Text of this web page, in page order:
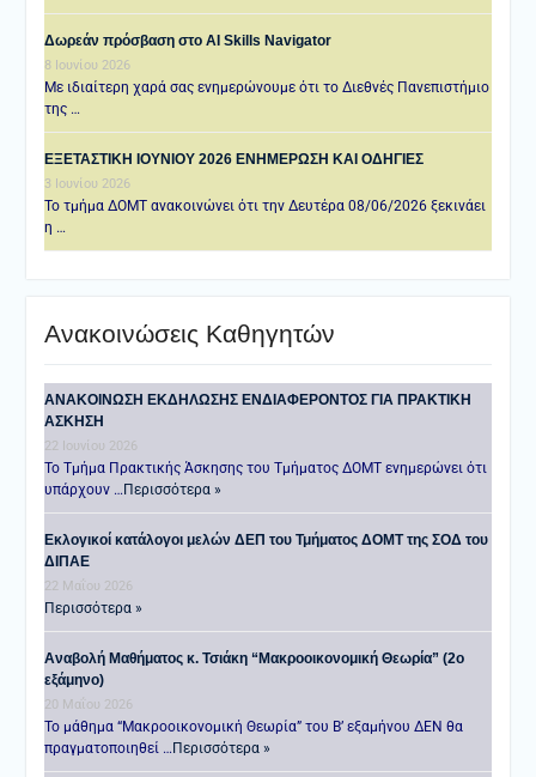
Δωρεάν πρόσβαση στο AI Skills Navigator
8 Ιουνίου 2026
Με ιδιαίτερη χαρά σας ενημερώνουμε ότι το Διεθνές Πανεπιστήμιο
της …
ΕΞΕΤΑΣΤΙΚΗ IOYNIOY 2026 ΕΝΗΜΕΡΩΣΗ ΚΑΙ ΟΔΗΓΙΕΣ
3 Ιουνίου 2026
Το τμήμα ΔΟΜΤ ανακοινώνει ότι την Δευτέρα 08/06/2026 ξεκινάει
η …
Ανακοινώσεις Καθηγητών
ANAKOINΩΣΗ ΕΚΔΗΛΩΣΗΣ ΕΝΔΙΑΦΕΡΟΝΤΟΣ ΓΙΑ ΠΡΑΚΤΙΚΗ
ΑΣΚΗΣΗ
22 Ιουνίου 2026
Το Τμήμα Πρακτικής Άσκησης του Τμήματος ΔΟΜΤ ενημερώνει ότι
υπάρχουν …Περισσότερα »
Εκλογικοί κατάλογοι μελών ΔΕΠ του Τμήματος ΔΟΜΤ της ΣΟΔ του
ΔΙΠΑΕ
22 Μαΐου 2026
Περισσότερα »
Αναβολή Μαθήματος κ. Τσιάκη “Μακροοικονομική Θεωρία” (2ο
εξάμηνο)
20 Μαΐου 2026
Το μάθημα “Μακροοικονομική Θεωρία” του Β’ εξαμήνου ΔΕΝ θα
πραγματοποιηθεί …Περισσότερα »